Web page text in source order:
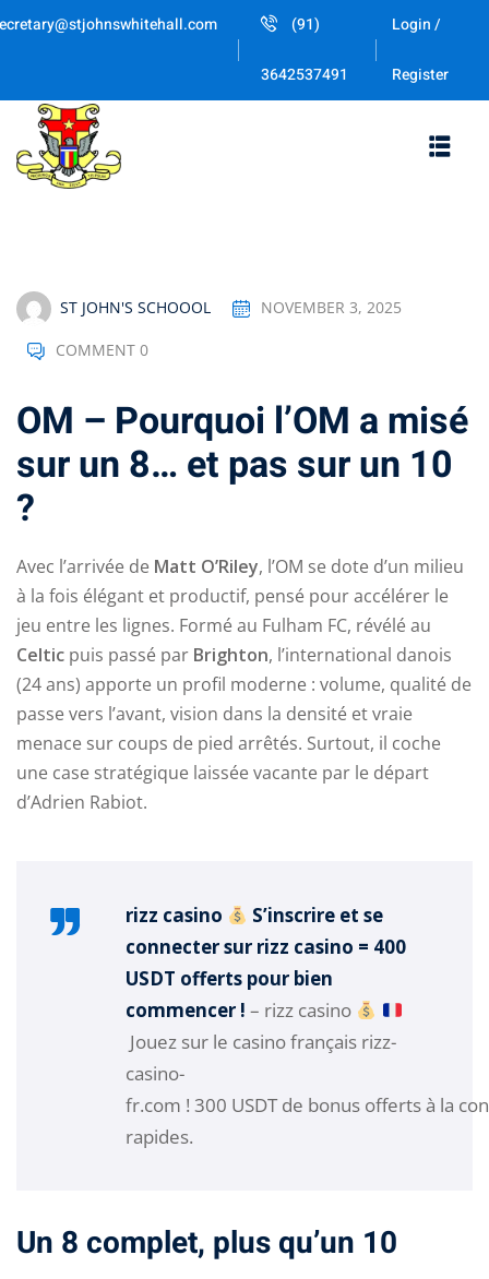
Skip
(91)
3642537491
Login /
Register
ST JOHN'S SCHOOOL NOVEMBER 3, 2025
COMMENT 0
OM – Pourquoi l’OM a misé
sur un 8… et pas sur un 10
?
Avec l’arrivée de Matt O’Riley, l’OM se dote d’un milieu
à la fois élégant et productif, pensé pour accélérer le
jeu entre les lignes. Formé au Fulham FC, révélé au
Celtic puis passé par Brighton, l’international danois
(24 ans) apporte un profil moderne : volume, qualité de
passe vers l’avant, vision dans la densité et vraie
menace sur coups de pied arrêtés. Surtout, il coche
une case stratégique laissée vacante par le départ
d’Adrien Rabiot.
rizz casino
S’inscrire et se
connecter sur rizz casino = 400
USDT offerts pour bien
commencer ! – rizz casino
Jouez sur le casino français rizz-
casino-
fr.com ! 300 USDT de bonus offerts à la
rapides.
Un 8 complet, plus qu’un 10
Remember me